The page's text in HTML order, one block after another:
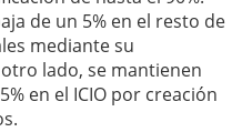
de un 5% en el resto de
mediante su
lado, se mantienen
en el ICIO por creación